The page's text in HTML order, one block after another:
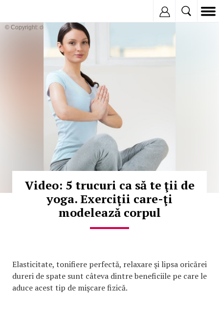
© Copyright: depositphotos
Video: 5 trucuri ca să te ţii de
yoga. Exerciţii care-ţi
modelează corpul
Elasticitate, tonifiere perfectă, relaxare şi lipsa oricărei
dureri de spate sunt câteva dintre beneficiile pe care le
aduce acest tip de mişcare fizică.